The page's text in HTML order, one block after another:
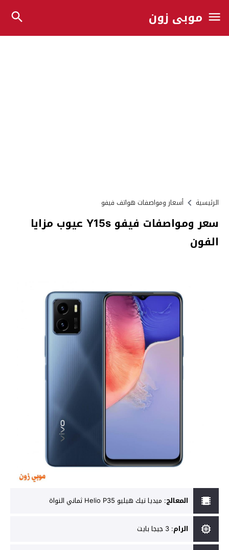
موبي زون
الرئيسية أسعار ومواصفات هواتف فيفو
سعر ومواصفات فيفو Y15s عيوب مزايا
الفون
المعالج: ميديا تيك هيليو Helio P35 ثماني النواة
الرام: 3 جيجا بايت